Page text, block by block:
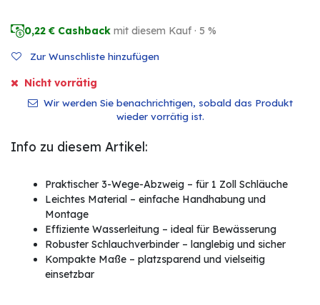
0,22 € Cashback mit diesem Kauf · 5 %
Zur Wunschliste hinzufügen
Nicht vorrätig
Wir werden Sie benachrichtigen, sobald das Produkt
wieder vorrätig ist.
Info zu diesem Artikel:
Praktischer 3-Wege-Abzweig – für 1 Zoll Schläuche
Leichtes Material – einfache Handhabung und
Montage
Effiziente Wasserleitung – ideal für Bewässerung
Robuster Schlauchverbinder – langlebig und sicher
Kompakte Maße – platzsparend und vielseitig
einsetzbar